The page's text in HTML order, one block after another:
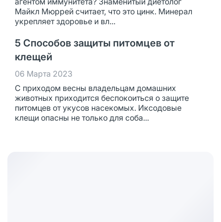
Майкл Мюррей считает, что это цинк. Минерал
укрепляет здоровье и вл...
5 Способов защиты питомцев от
клещей
06 Марта 2023
С приходом весны владельцам домашних
животных приходится беспокоиться о защите
питомцев от укусов насекомых. Иксодовые
клещи опасны не только для соба...